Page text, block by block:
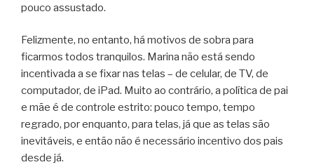
pouco assustado.
Felizmente, no entanto, há motivos de sobra para
ficarmos todos tranquilos. Marina não está sendo
incentivada a se fixar nas telas – de celular, de TV, de
computador, de iPad. Muito ao contrário, a política de pai
e mãe é de controle estrito: pouco tempo, tempo
regrado, por enquanto, para telas, já que as telas são
inevitáveis, e então não é necessário incentivo dos pais
desde já.